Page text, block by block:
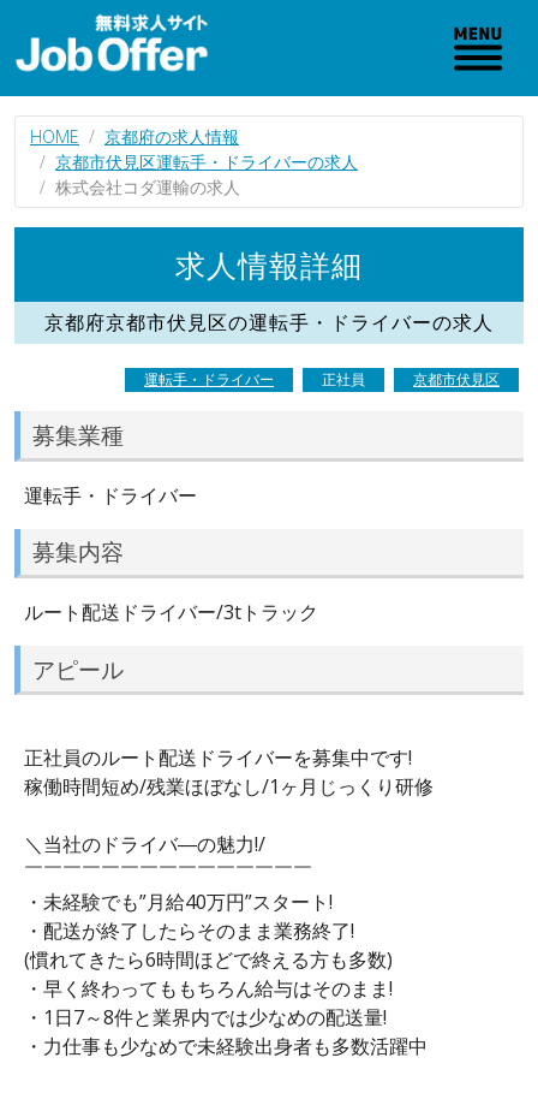
HOME
京都府の求人情報
京都市伏見区運転手・ドライバーの求人
株式会社コダ運輸の求人
求人情報詳細
京都府京都市伏見区の運転手・ドライバーの求人
運転手・ドライバー 正社員 京都市伏見区
募集業種
運転手・ドライバー
募集内容
ルート配送ドライバー/3tトラック
アピール
正社員のルート配送ドライバーを募集中です!
稼働時間短め/残業ほぼなし/1ヶ月じっくり研修
＼当社のドライバ―の魅力!/
￣￣￣￣￣￣￣￣￣￣￣￣￣￣￣
・未経験でも”月給40万円”スタート!
・配送が終了したらそのまま業務終了!
(慣れてきたら6時間ほどで終える方も多数)
・早く終わってももちろん給与はそのまま!
・1日7～8件と業界内では少なめの配送量!
・力仕事も少なめで未経験出身者も多数活躍中